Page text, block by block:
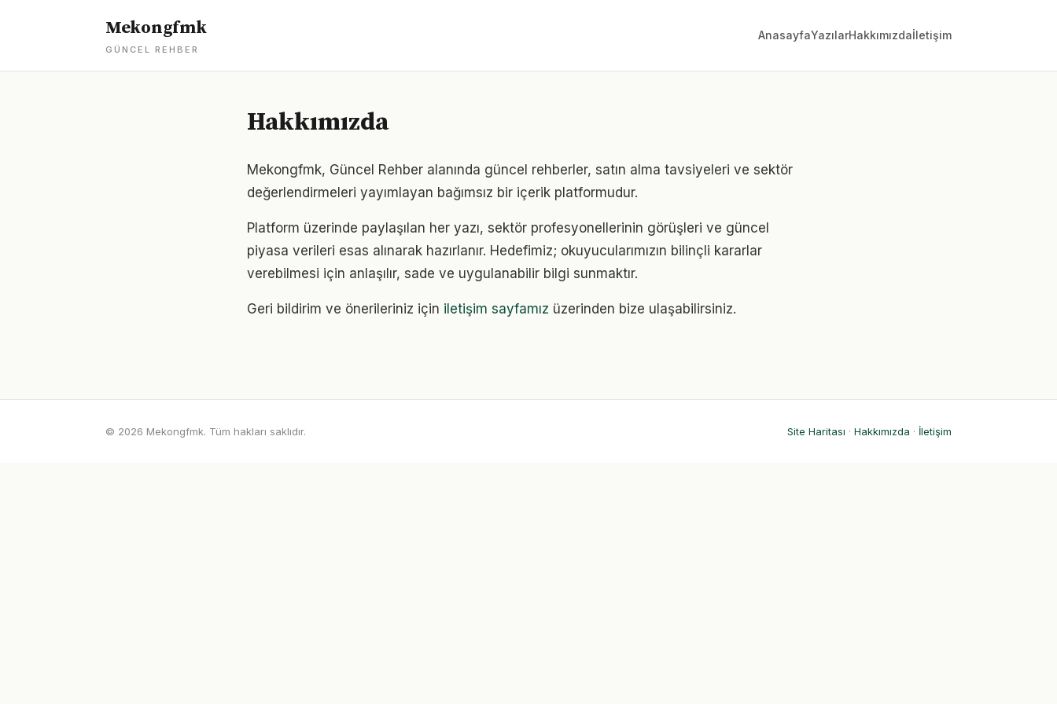
Mekongfmk
GÜNCEL REHBER
AnasayfaYazılarHakkımızdaİletişim
Hakkımızda
Mekongfmk, Güncel Rehber alanında güncel rehberler, satın alma tavsiyeleri ve sektör
değerlendirmeleri yayımlayan bağımsız bir içerik platformudur.
Platform üzerinde paylaşılan her yazı, sektör profesyonellerinin görüşleri ve güncel
piyasa verileri esas alınarak hazırlanır. Hedefimiz; okuyucularımızın bilinçli kararlar
verebilmesi için anlaşılır, sade ve uygulanabilir bilgi sunmaktır.
Geri bildirim ve önerileriniz için iletişim sayfamız üzerinden bize ulaşabilirsiniz.
© 2026 Mekongfmk. Tüm hakları saklıdır. Site Haritası · Hakkımızda · İletişim